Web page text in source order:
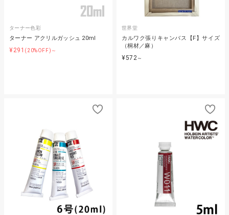
ターナー色彩
ターナー アクリルガッシュ 20ml
¥291 (20%OFF)～
世界堂
カルワク張りキャンバス【F】サイズ
（桐材／麻）
¥572～